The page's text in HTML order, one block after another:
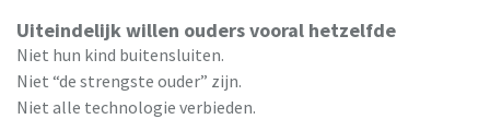
Uiteindelijk willen ouders vooral hetzelfde
Niet hun kind buitensluiten.
Niet “de strengste ouder” zijn.
Niet alle technologie verbieden.